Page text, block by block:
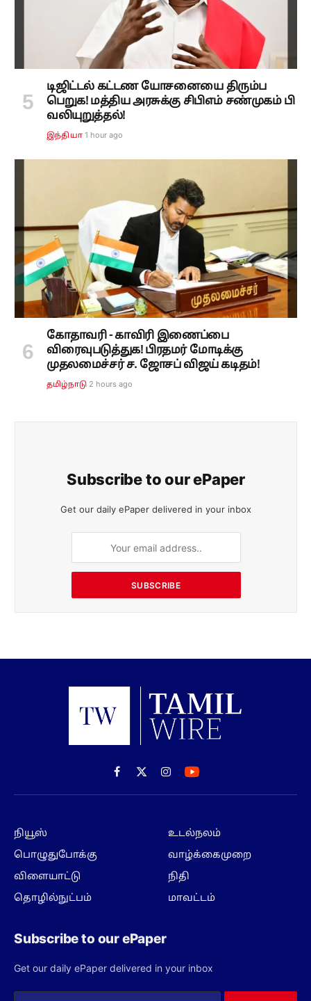
டிஜிட்டல் கட்டண யோசனையை திரும்ப
பெறுக! மத்திய அரசுக்கு சிபிஎம் சண்முகம் பி
வலியுறுத்தல்!
இந்தியா 1 hour ago
கோதாவரி - காவிரி இணைப்பை
விரைவுபடுத்துக! பிரதமர் மோடிக்கு
முதலமைச்சர் ச. ஜோசப் விஜய் கடிதம்!
தமிழ்நாடு 2 hours ago
Subscribe to our ePaper
Get our daily ePaper delivered in your inbox
SUBSCRIBE
Facebook
X
(Twitter)
Instagram
நியூஸ்
பொழுதுபோக்கு
விளையாட்டு
தொழில்நுட்பம்
உடல்நலம்
வாழ்க்கைமுறை
நிதி
மாவட்டம்
Subscribe to our ePaper
Get our daily ePaper delivered in your inbox